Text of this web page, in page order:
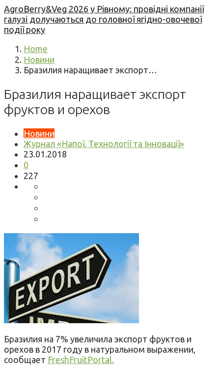
AgroBerry&Veg 2026 у Рівному: провідні компанії
галузі долучаються до головної ягідно-овочевої
події року
Home
Новини
Бразилия наращивает экспорт…
Бразилия наращивает экспорт
фруктов и орехов
Новини
Журнал «Напої. Технології та Інновації»
23.01.2018
0
227
Бразилия на 7% увеличила экспорт фруктов и
орехов в 2017 году в натуральном выражении,
сообщает FreshFruitPortal.